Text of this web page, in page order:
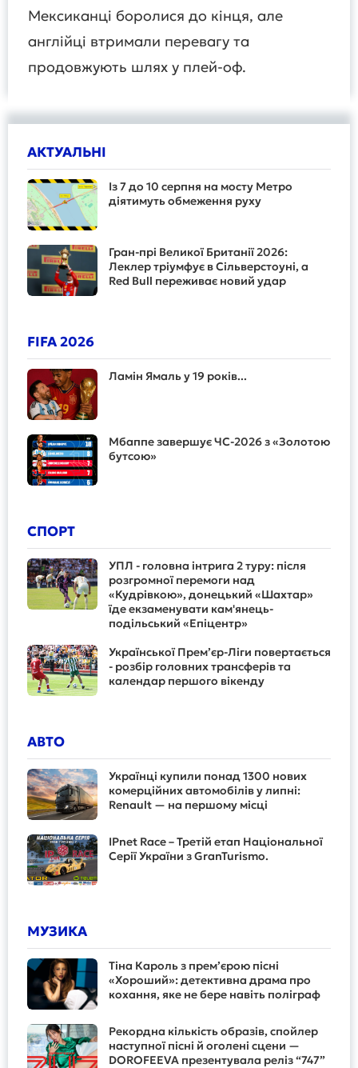
Мексиканці боролися до кінця, але
англійці втримали перевагу та
продовжують шлях у плей-оф.
АКТУАЛЬНІ
Із 7 до 10 серпня на мосту Метро
діятимуть обмеження руху
Гран-прі Великої Британії 2026:
Леклер тріумфує в Сільверстоуні, а
Red Bull переживає новий удар
FIFA 2026
Ламін Ямаль у 19 років...
Мбаппе завершує ЧС-2026 з «Золотою
бутсою»
СПОРТ
УПЛ - головна інтрига 2 туру: після
розгромної перемоги над
«Кудрівкою», донецький «Шахтар»
їде екзаменувати кам'янець-
подільський «Епіцентр»
Української Прем’єр-Ліги повертається
- розбір головних трансферів та
календар першого вікенду
АВТО
Українці купили понад 1300 нових
комерційних автомобілів у липні:
Renault — на першому місці
IPnet Race – Третій етап Національної
Серії України з GranTurismo.
МУЗИКА
Тіна Кароль з прем’єрою пісні
«Хороший»: детективна драма про
кохання, яке не бере навіть поліграф
Рекордна кількість образів, спойлер
наступної пісні й оголені сцени —
DOROFEEVA презентувала реліз “747”